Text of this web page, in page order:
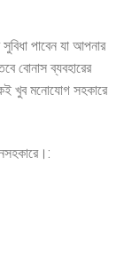
পাবেন যা আপনার
বোনাস ব্যবহারের
খুব মনোযোগ সহকারে